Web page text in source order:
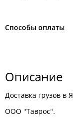
Способы оплаты
Описание
Доставка грузов в
ООО "Таврос".